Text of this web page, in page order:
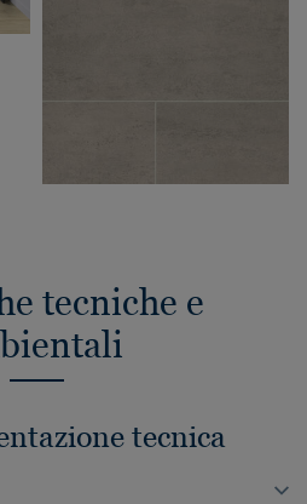
tecniche e
tecnica